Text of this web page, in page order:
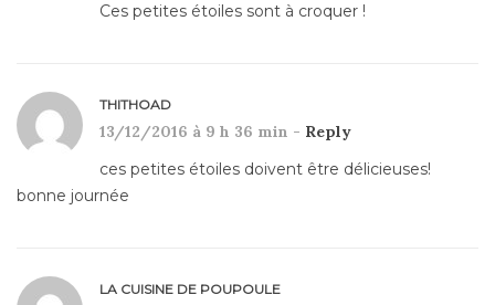
Ces petites étoiles sont à croquer !
THITHOAD
13/12/2016 à 9 h 36 min - Reply
ces petites étoiles doivent être délicieuses!
bonne journée
LA CUISINE DE POUPOULE